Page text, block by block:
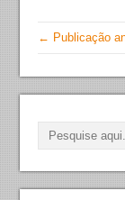
← Publicação